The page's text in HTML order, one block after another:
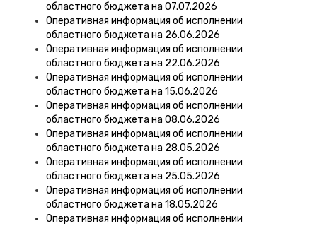
областного бюджета на 07.07.2026
Оперативная информация об исполнении
областного бюджета на 26.06.2026
Оперативная информация об исполнении
областного бюджета на 22.06.2026
Оперативная информация об исполнении
областного бюджета на 15.06.2026
Оперативная информация об исполнении
областного бюджета на 08.06.2026
Оперативная информация об исполнении
областного бюджета на 28.05.2026
Оперативная информация об исполнении
областного бюджета на 25.05.2026
Оперативная информация об исполнении
областного бюджета на 18.05.2026
Оперативная информация об исполнении